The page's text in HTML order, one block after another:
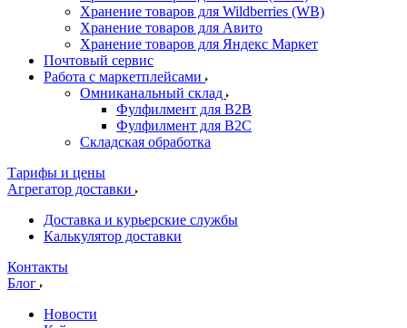
Хранение товаров для Wildberries (WB)
Хранение товаров для Авито
Хранение товаров для Яндекс Маркет
Почтовый сервис
Работа с маркетплейсами
Омниканальный склад
Фулфилмент для B2B
Фулфилмент для B2C
Складская обработка
Тарифы и цены
Агрегатор доставки
Доставка и курьерские службы
Калькулятор доставки
Контакты
Блог
Новости